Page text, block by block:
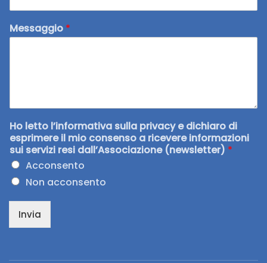
Messaggio *
Ho letto l’informativa sulla privacy e dichiaro di
esprimere il mio consenso a ricevere informazioni
sui servizi resi dall’Associazione (newsletter) *
Acconsento
Non acconsento
Invia